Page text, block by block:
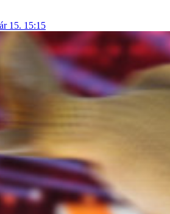
15. 15:15